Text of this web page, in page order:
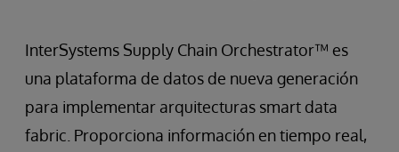
InterSystems Supply Chain Orchestrator™ es
una plataforma de datos de nueva generación
para implementar arquitecturas smart data
fabric. Proporciona información en tiempo real,